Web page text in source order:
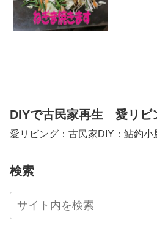
DIYで古民家再生 愛リビ
愛リビング：古民家DIY：鮎釣小
検索